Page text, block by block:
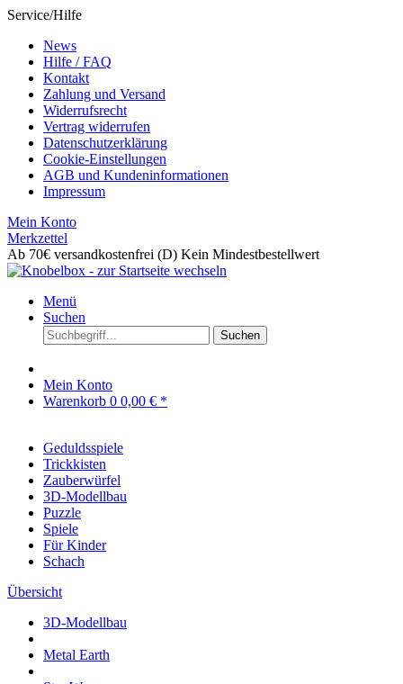
Service/Hilfe
News
Hilfe / FAQ
Kontakt
Zahlung und Versand
Widerrufsrecht
Vertrag widerrufen
Datenschutzerklärung
Cookie-Einstellungen
AGB und Kundeninformationen
Impressum
Mein Konto
Merkzettel
Ab 70€ versandkostenfrei (D) Kein Mindestbestellwert
Menü
Suchen
Suchen
Mein Konto
Warenkorb 0 0,00 € *
Geduldsspiele
Trickkisten
Zauberwürfel
3D-Modellbau
Puzzle
Spiele
Für Kinder
Schach
Übersicht
3D-Modellbau
Metal Earth